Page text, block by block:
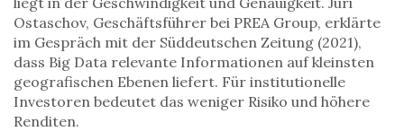
Ostaschov, Geschäftsführer bei PREA Group, erklärte
im Gespräch mit der Süddeutschen Zeitung (2021),
dass Big Data relevante Informationen auf kleinsten
geografischen Ebenen liefert. Für institutionelle
Investoren bedeutet das weniger Risiko und höhere
Renditen.